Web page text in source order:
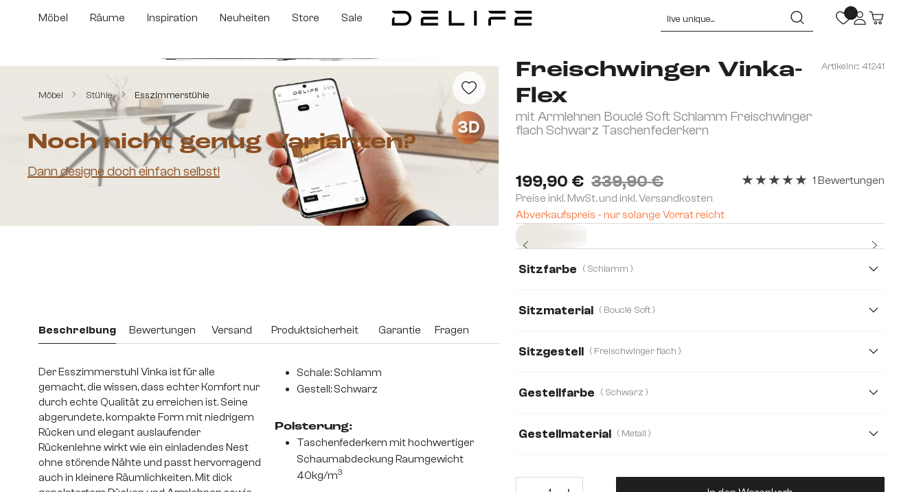
Hauptinhalt springen
Zur Suche springen
Zur Hauptnavigation springen
Möbel Räume Inspiration Neuheiten Store Sale
Möbel Stühle Esszimmerstühle
Freischwinger Vinka-
Flex
mit Armlehnen Bouclé Soft Schlamm Freischwinger
flach Schwarz Taschenfederkern
Artikelnr.: 41241
199,90 € 339,90 €
Preise inkl. MwSt. und inkl. Versandkosten
Abverkaufspreis - nur solange Vorrat reicht
1 Bewertungen
Sitzfarbe ( Schlamm )
Sitzmaterial ( Bouclé Soft )
Sitzgestell ( Freischwinger flach )
Gestellfarbe ( Schwarz )
Gestellmaterial ( Metall )
Produkt Anzahl: Gib den gewünschten Wert
Bildergalerie überspringen
3D
Noch nicht genug Varianten?
Dann designe doch einfach selbst!
Beschreibung Bewertungen Versand Produktsicherheit Garantie Fragen
Der Esszimmerstuhl Vinka ist für alle
gemacht, die wissen, dass echter Komfort nur
durch echte Qualität zu erreichen ist. Seine
abgerundete, kompakte Form mit niedrigem
Rücken und elegant auslaufender
Rückenlehne wirkt wie ein einladendes Nest
ohne störende Nähte und passt hervorragend
auch in kleinere Räumlichkeiten. Mit dick
Schale: Schlamm
Gestell: Schwarz
Polsterung:
Taschenfederkern mit hochwertiger
Schaumabdeckung Raumgewicht
40kg/m3